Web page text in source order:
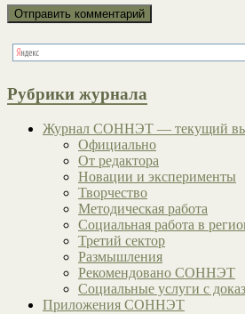
Рубрики журнала
Журнал СОННЭТ — текущий
Официально
От редактора
Новации и эксперименты
Творчество
Методическая работа
Социальная работа в
Третий сектор
Размышления
Рекомендовано СОННЭТ
Социальные услуги с
Приложения СОННЭТ